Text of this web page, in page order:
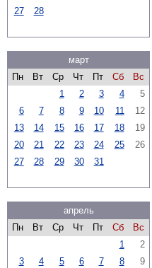
27
28
март
Пн
Вт Ср Чт Пт Сб
Вс
1
2 3 4
5
6
7 8 9 10 11
12
13
14 15 16 17 18
19
20
21 22 23 24 25
26
27
28 29 30 31
апрель
Пн
Вт Ср Чт Пт Сб
Вс
1
2
3
4 5 6 7 8 9